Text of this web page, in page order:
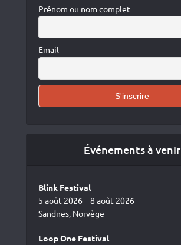
Prénom ou nom complet
Email
Événements à venir
Blink Festival
5 août 2026 – 8 août 2026
Sandnes, Norvège
Loop One Festival